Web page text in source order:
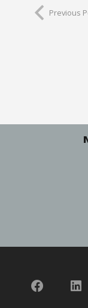
Previous